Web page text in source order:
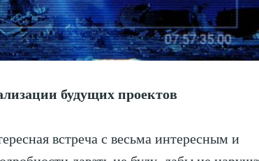
будущих проектов
встреча с весьма интересным и